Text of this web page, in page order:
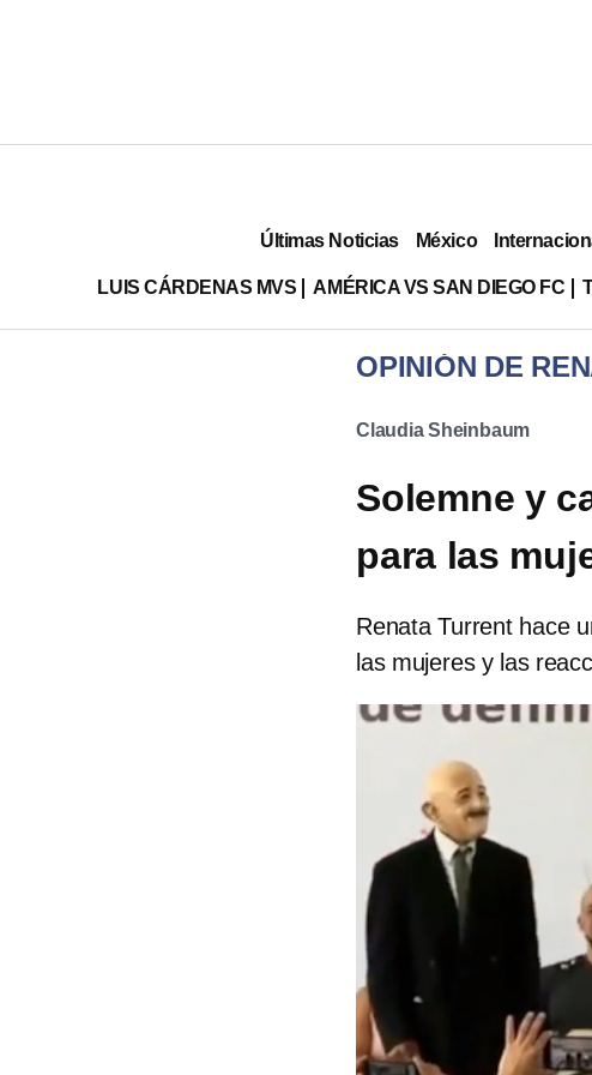
Últimas Noticias México
LUIS CÁRDENAS MVS AMÉRICA VS SAN DIEGO FC
OPINIÓN DE
Claudia Sheinbaum
Solemne y
para las
Renata Turrent hace
las mujeres y las